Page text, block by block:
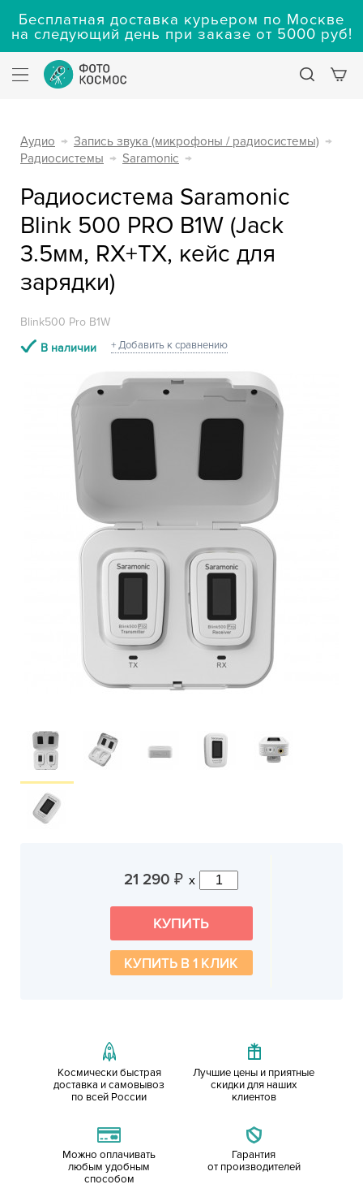
Бесплатная доставка курьером по Москве
на следующий день при заказе от 5000 руб!
Аудио → Запись звука (микрофоны / радиосистемы) →
Радиосистемы → Saramonic →
Радиосистема Saramonic
Blink 500 PRO B1W (Jack
3.5мм, RX+TX, кейс для
зарядки)
Blink500 Pro B1W
В наличии
+ Добавить к сравнению
21 290 ₽ x
КУПИТЬ В 1 КЛИК
Космически быстрая
доставка и самовывоз
по всей России
Лучшие цены и приятные
скидки для наших
клиентов
Можно оплачивать
любым удобным
способом
Гарантия
от производителей